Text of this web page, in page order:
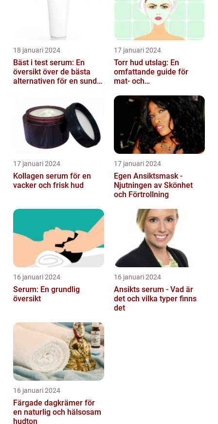
18 januari 2024
Bäst i test serum: En
översikt över de bästa
alternativen för en sund
17 januari 2024
Torr hud utslag: En
omfattande guide för
mat- och
17 januari 2024
Kollagen serum för en
vacker och frisk hud
17 januari 2024
Egen Ansiktsmask -
Njutningen av Skönhet
och Förtrollning
16 januari 2024
Serum: En grundlig
översikt
16 januari 2024
Ansikts serum - Vad är
det och vilka typer finns
det
16 januari 2024
Färgade dagkrämer för
en naturlig och hälsosam
hudton